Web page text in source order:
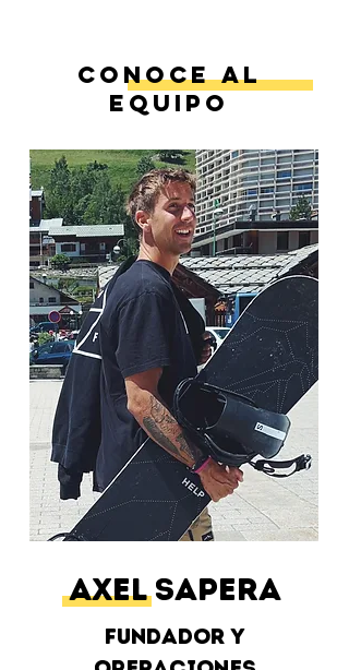
Conoce al
Equipo
Axel Sapera
Fundador y